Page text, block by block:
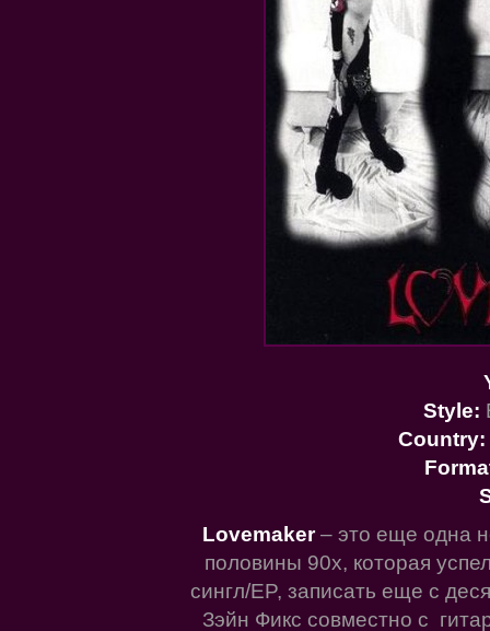
Style:
Country:
Lovemaker– это еще одна
половины 90х, которая
сингл/EP, записать еще с
Зэйн Фикс совместно с